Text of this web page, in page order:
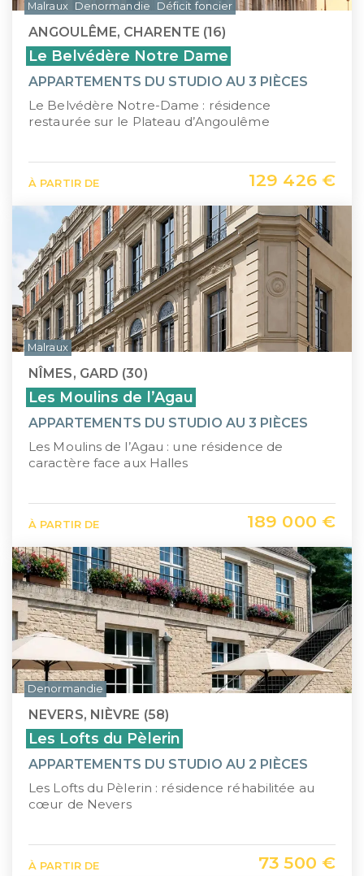
ANGOULÊME, CHARENTE (16)
Le Belvédère Notre Dame
APPARTEMENTS DU STUDIO AU 3 PIÈCES
Le Belvédère Notre-Dame : résidence
restaurée sur le Plateau d’Angoulême
À PARTIR DE 129 426 €
Malraux Denormandie Déficit foncier
NÎMES, GARD (30)
Les Moulins de l’Agau
APPARTEMENTS DU STUDIO AU 3 PIÈCES
Les Moulins de l’Agau : une résidence de
caractère face aux Halles
À PARTIR DE 189 000 €
Malraux
NEVERS, NIÈVRE (58)
Les Lofts du Pèlerin
APPARTEMENTS DU STUDIO AU 2 PIÈCES
Les Lofts du Pèlerin : résidence réhabilitée au
cœur de Nevers
À PARTIR DE 73 500 €
Denormandie